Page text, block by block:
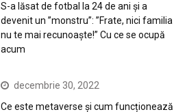
S-a lăsat de fotbal la 24 de ani și a
devenit un ”monstru”: ”Frate, nici familia
nu te mai recunoaște!” Cu ce se ocupă
acum
decembrie 30, 2022
Ce este metaverse și cum funcționează